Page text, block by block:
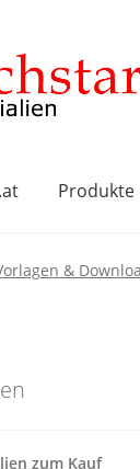
Produkte
&
zum Kauf